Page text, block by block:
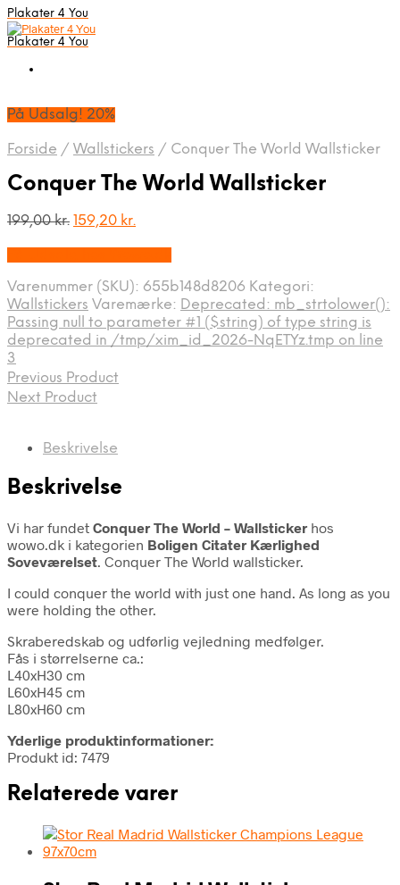
Plakater 4 You
Plakater 4 You
På Udsalg! 20%
Forside / Wallstickers / Conquer The World Wallsticker
Conquer The World Wallsticker
199,00kr. Den
199,00 kr..
159,20 kr.Den
159,20 kr..
Varenummer (SKU): 655b148d8206 Kategori:
Wallstickers Varemærke: Deprecated: mb_strtolower():
Passing null to parameter #1 ($string) of type string is
deprecated in /tmp/xim_id_2026-NqETYz.tmp on line
3
Previous Product
Next Product
Beskrivelse
Beskrivelse
Vi har fundet Conquer The World – Wallsticker hos
wowo.dk i kategorien Boligen Citater Kærlighed
Soveværelset. Conquer The World wallsticker.
I could conquer the world with just one hand. As long as you
were holding the other.
Skraberedskab og udførlig vejledning medfølger.
Fås i størrelserne ca.:
L40xH30 cm
L60xH45 cm
L80xH60 cm
Yderlige produktinformationer:
Produkt id: 7479
Relaterede varer